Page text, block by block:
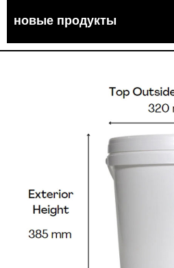
новые продукты